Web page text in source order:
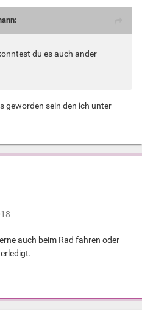
du es auch ander
geworden sein den ich unter
auch beim Rad fahren oder